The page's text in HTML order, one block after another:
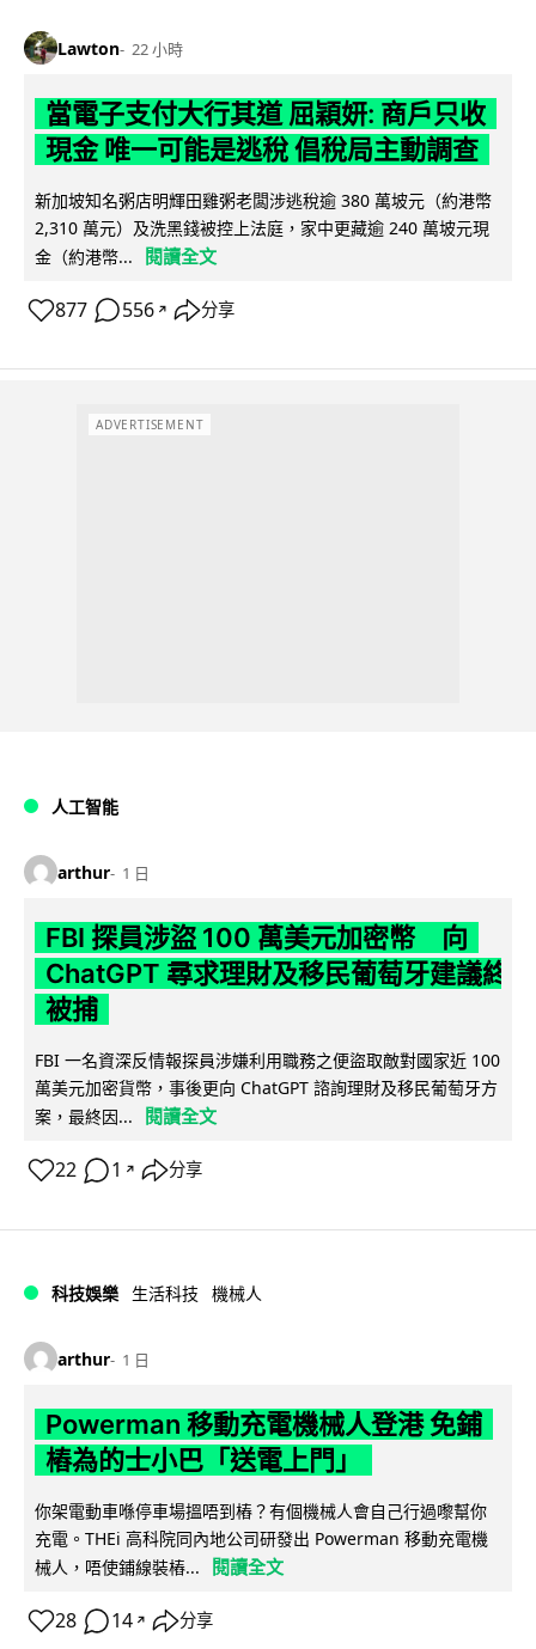
Lawton 22 小時
當電子支付大行其道 屈穎妍: 商戶只收
現金 唯一可能是逃稅 倡稅局主動調查
新加坡知名粥店明輝田雞粥老闆涉逃稅逾 380 萬坡元（約港幣
2,310 萬元）及洗黑錢被控上法庭，家中更藏逾 240 萬坡元現
金（約港幣...
閱讀全文
877 556 ↗ 分享
ADVERTISEMENT
人工智能
arthur 1 日
FBI 探員涉盜 100 萬美元加密幣 向
ChatGPT 尋求理財及移民葡萄牙建議終
被捕
FBI 一名資深反情報探員涉嫌利用職務之便盜取敵對國家近 100
萬美元加密貨幣，事後更向 ChatGPT 諮詢理財及移民葡萄牙方
案，最終因...
閱讀全文
22 1 ↗ 分享
科技娛樂 生活科技 機械人
arthur 1 日
Powerman 移動充電機械人登港 免鋪
樁為的士小巴「送電上門」
你架電動車喺停車場搵唔到樁？有個機械人會自己行過嚟幫你
充電。THEi 高科院同內地公司研發出 Powerman 移動充電機
械人，唔使鋪線裝樁...
閱讀全文
28 14 ↗ 分享